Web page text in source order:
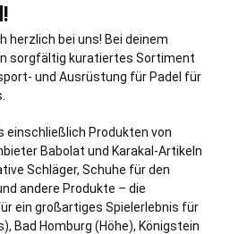
herzlich bei uns! Bei deinem
sorgfältig kuratiertes Sortiment
und Ausrüstung für Padel für
einschließ lich Produkten von
Babolat und Karakal-Artikeln
Schläger, Schuhe für den
andere Produkte – die
ein großartiges Spielerlebnis für
Bad Homburg (Höhe), Königstein